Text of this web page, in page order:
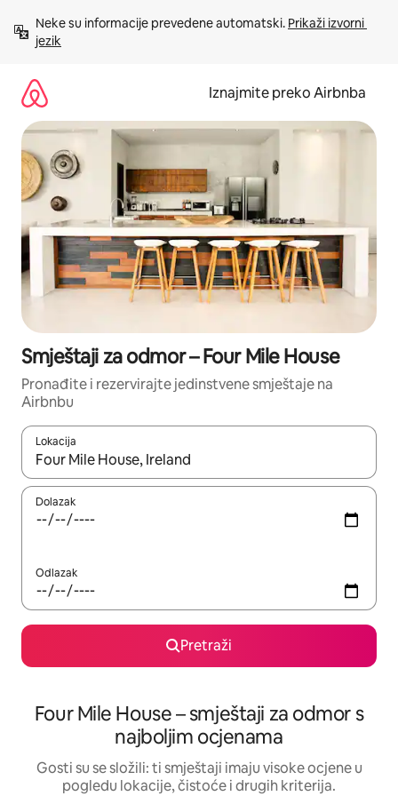
sadržaj
Neke su informacije prevedene automatski. Prikaži izvorni
jezik
Iznajmite preko Airbnba
Smještaji za odmor – Four Mile House
Pronađite i rezervirajte jedinstvene smještaje na
Airbnbu
Lokacija
Kada budu dostupni rezultati, moći ćete ih pregledati
Dolazak
Odlazak
Pretraži
Four Mile House – smještaji za odmor s
najboljim ocjenama
Gosti su se složili: ti smještaji imaju visoke ocjene u
pogledu lokacije, čistoće i drugih kriterija.